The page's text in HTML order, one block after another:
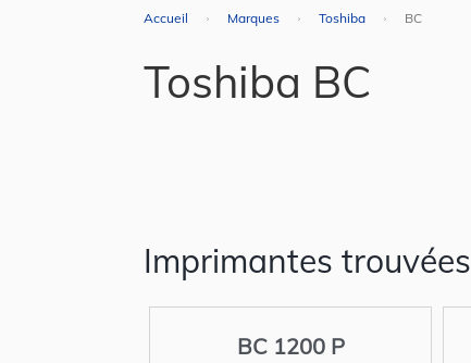
Accueil Marques Toshiba BC
Toshiba BC
Imprimantes trouvées
BC 1200 P